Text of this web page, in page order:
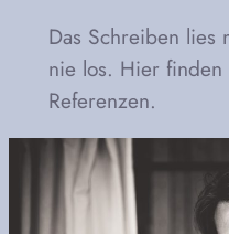
Das Schreiben lies
nie los. Hier finden
Referenzen.